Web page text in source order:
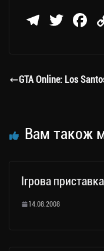
Te
a
T
er
GTA Online: Los
Вам також
Ігрова
14.08.2008